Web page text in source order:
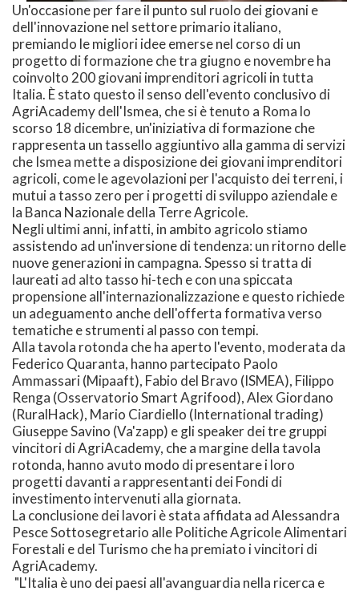
Un'occasione per fare il punto sul ruolo dei giovani e
dell'innovazione nel settore primario italiano,
premiando le migliori idee emerse nel corso di un
progetto di formazione che tra giugno e novembre ha
coinvolto 200 giovani imprenditori agricoli in tutta
Italia. È stato questo il senso dell'evento conclusivo di
AgriAcademy dell'Ismea, che si è tenuto a Roma lo
scorso 18 dicembre, un'iniziativa di formazione che
rappresenta un tassello aggiuntivo alla gamma di servizi
che Ismea mette a disposizione dei giovani imprenditori
agricoli, come le agevolazioni per l'acquisto dei terreni, i
mutui a tasso zero per i progetti di sviluppo aziendale e
la Banca Nazionale della Terre Agricole.
Negli ultimi anni, infatti, in ambito agricolo stiamo
assistendo ad un'inversione di tendenza: un ritorno delle
nuove generazioni in campagna. Spesso si tratta di
laureati ad alto tasso hi-tech e con una spiccata
propensione all'internazionalizzazione e questo richiede
un adeguamento anche dell'offerta formativa verso
tematiche e strumenti al passo con tempi.
Alla tavola rotonda che ha aperto l'evento, moderata da
Federico Quaranta, hanno partecipato Paolo
Ammassari (Mipaaft), Fabio del Bravo (ISMEA), Filippo
Renga (Osservatorio Smart Agrifood), Alex Giordano
(RuralHack), Mario Ciardiello (International trading)
Giuseppe Savino (Va'zapp) e gli speaker dei tre gruppi
vincitori di AgriAcademy, che a margine della tavola
rotonda, hanno avuto modo di presentare i loro
progetti davanti a rappresentanti dei Fondi di
investimento intervenuti alla giornata.
La conclusione dei lavori è stata affidata ad Alessandra
Pesce Sottosegretario alle Politiche Agricole Alimentari
Forestali e del Turismo che ha premiato i vincitori di
AgriAcademy.
"L'Italia è uno dei paesi all'avanguardia nella ricerca e